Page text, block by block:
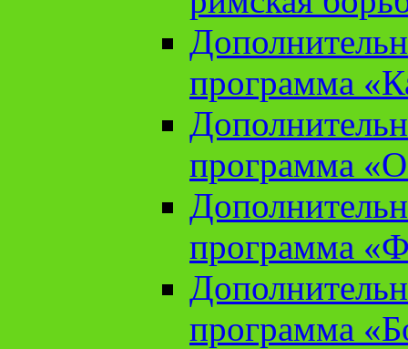
программа
программа
программа
программа